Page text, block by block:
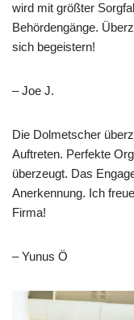
wird mit größter
Behördengänge.
sich begeistern!
– Joe J.
Die Dolmetscher
Auftreten. Perfekte
überzeugt. Das
Anerkennung. Ich
Firma!
– Yunus Ö